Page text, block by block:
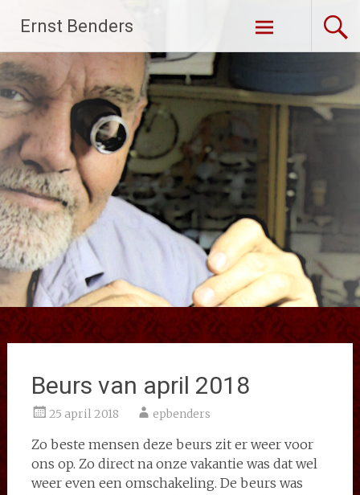
naar
de
inhoud
Ernst Benders
Beurs van april 2018
25 april 2018 epbenders
Zo beste mensen deze beurs zit er weer voor
ons op. Zo direct na onze vakantie was dat wel
weer even een omschakeling. De beurs was